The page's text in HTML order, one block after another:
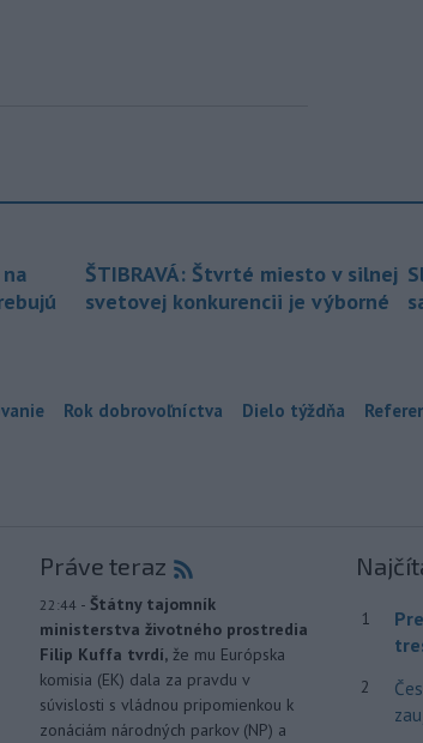
ŠTIBRAVÁ: Štvrté miesto v silnej
svetovej konkurencii je výborné
Rok dobrovoľníctva Dielo týždňa
Práve teraz
22:44 - Štátny tajomník
ministerstva životného prostredia
Filip Kuffa tvrdí, že mu Európska
komisia (EK) dala za pravdu v
súvislosti s vládnou pripomienkou k
zonáciám národných parkov (NP) a
1
2